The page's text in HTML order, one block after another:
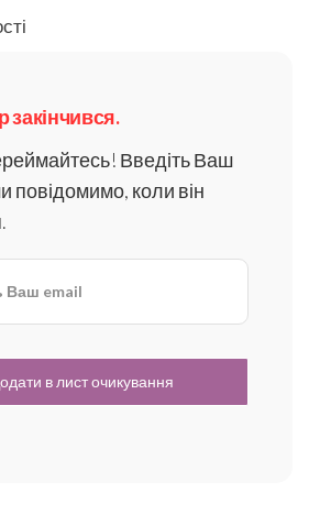
закінчився.
Введіть Ваш
повідомимо, коли він